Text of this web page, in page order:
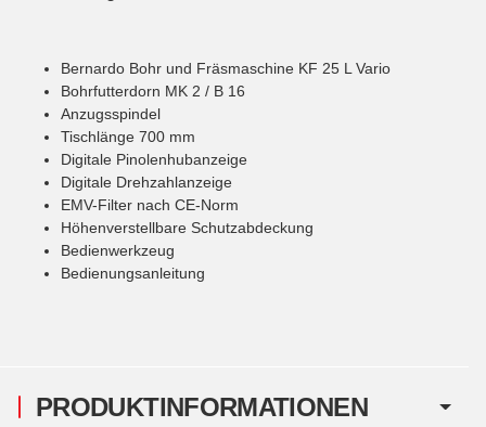
PRODUKTINFORMATIONEN
Bernardo Bohr und Fräsmaschine KF 25 L Vario
Bohrfutterdorn MK 2 / B 16
Anzugsspindel
Tischlänge 700 mm
Digitale Pinolenhubanzeige
Digitale Drehzahlanzeige
EMV-Filter nach CE-Norm
Höhenverstellbare Schutzabdeckung
Bedienwerkzeug
Bedienungsanleitung